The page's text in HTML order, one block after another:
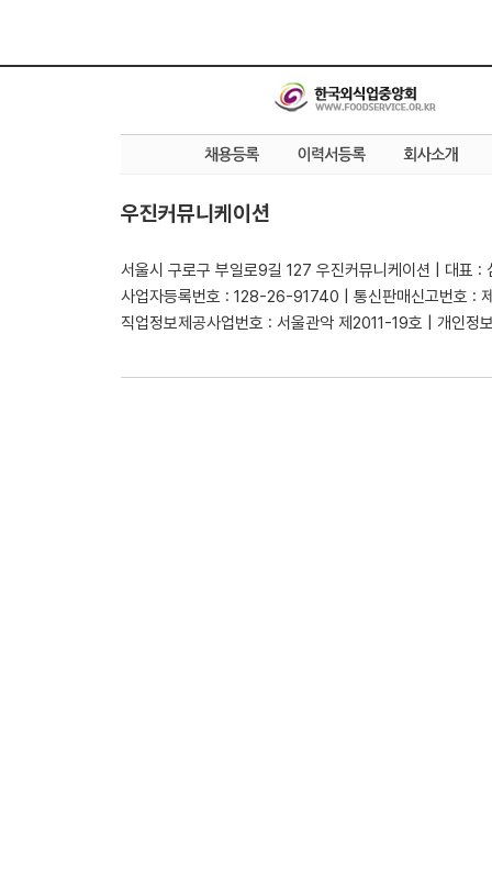
우진커뮤니케이션
서울시 구로구 부일로9길 127 우진커뮤니케이션 | 대표 :
사업자등록번호 : 128-26-91740 | 통신판매신고번호 :
직업정보제공사업번호 : 서울관악 제2011-19호 | 개인정